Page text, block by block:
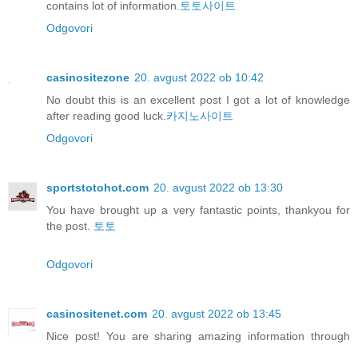
contains lot of information. 토토사이트
Odgovori
casinositezone 20. avgust 2022 ob 10:42
No doubt this is an excellent post I got a lot of knowledge
after reading good luck. 카지노사이트
Odgovori
sportstotohot.com 20. avgust 2022 ob 13:30
You have brought up a very fantastic points, thankyou for
the post.
토토
Odgovori
casinositenet.com 20. avgust 2022 ob 13:45
Nice post! You are sharing amazing information through